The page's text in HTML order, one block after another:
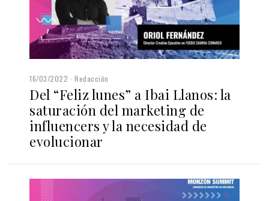
16/03/2022 Redacción
Del “Feliz lunes” a Ibai Llanos: la
saturación del marketing de
influencers y la necesidad de
evolucionar